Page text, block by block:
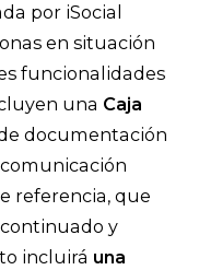
por iSocial
en situación
funcionalidades
una Caja
documentación
referencia, que
y
incluirá una